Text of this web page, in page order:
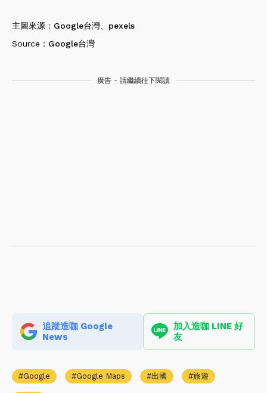
主圖來源： Google台灣
pexels
Source： Google台灣
廣告 - 請繼續往下閱讀
追蹤造咖 Google
News
加入造咖 LINE 好
友
Google Google Maps 出國 旅遊